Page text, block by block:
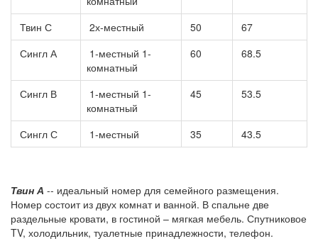
Твин С
2х-местный 50
67
Сингл А
1-местный 1-
комнатный
60 68.5
Сингл В
1-местный 1-
комнатный
45 53.5
Сингл С 1-местный 35 43.5
Твин А -- идеальный номер для семейного размещения.
Номер состоит из двух комнат и ванной. В спальне две
раздельные кровати, в гостиной – мягкая мебель. Спутниковое
TV, холодильник, туалетные принадлежности, телефон.